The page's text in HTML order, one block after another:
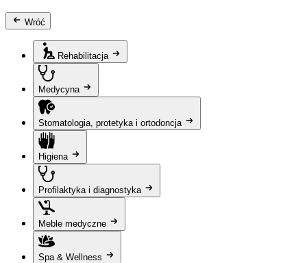
Wróć
Rehabilitacja
Medycyna
Stomatologia, protetyka i ortodoncja
Higiena
Profilaktyka i diagnostyka
Meble medyczne
Spa & Wellness